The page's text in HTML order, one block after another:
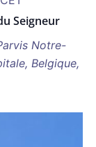
Seigneur
Notre-
Belgique,